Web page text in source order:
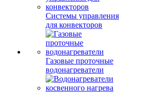
Системы управления
для конвекторов
Газовые проточные
водонагреватели